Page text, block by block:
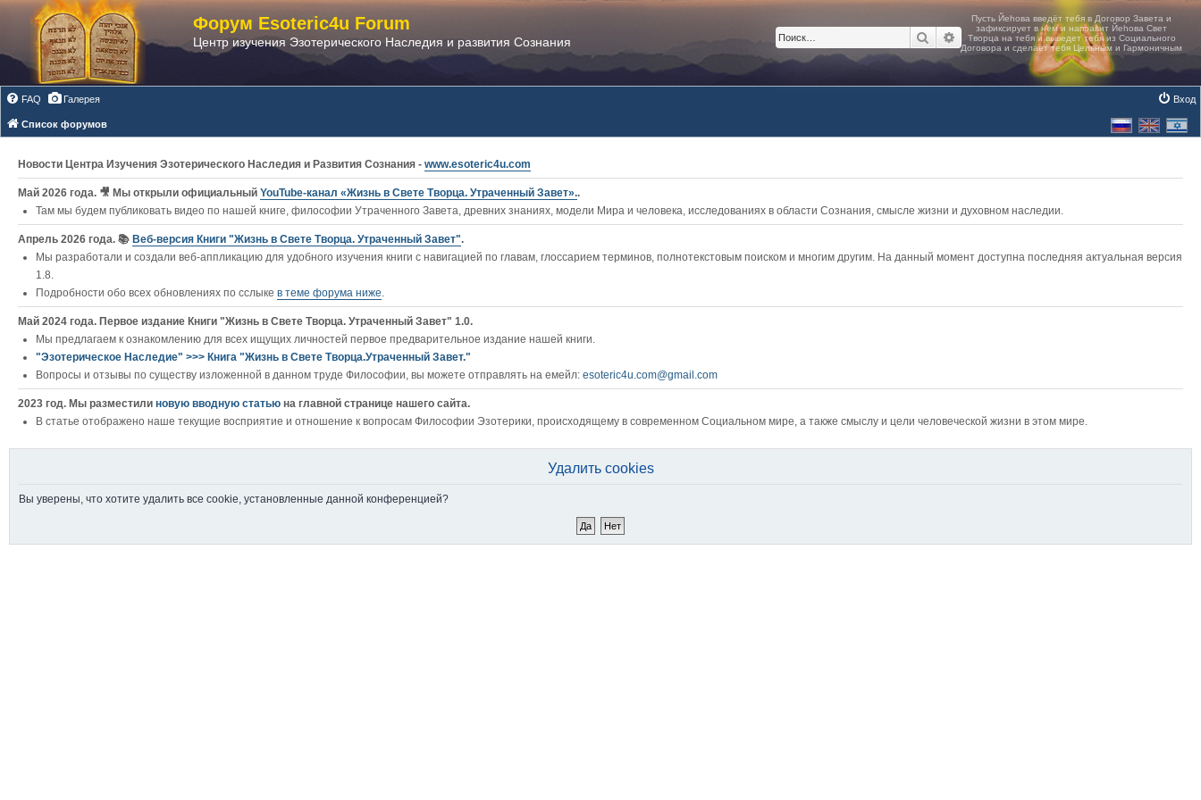
Форум Esoteric4u Forum
Центр изучения Эзотерического Наследия и развития Сознания Поиск Расширенный поиск
FAQ Галерея Вход
Список форумов
Новости Центра Изучения Эзотерического Наследия и Развития Сознания - www.esoteric4u.com
Май 2026 года. 🎥 Мы открыли официальный YouTube‑канал «Жизнь в Свете Творца. Утраченный Завет»..
Там мы будем публиковать видео по нашей книге, философии Утраченного Завета, древних знаниях, модели Мира и человека, исследованиях в области Сознания, смысле жизни и духовном наследии.
Апрель 2026 года. 📚 Веб-версия Книги "Жизнь в Свете Творца. Утраченный Завет".
Мы разработали и создали веб-аппликацию для удобного изучения книги c навигацией по главам, глоссарием терминов, полнотекстовым поиском и многим другим. На данный момент доступна последняя актуальная версия
1.8.
Подробности обо всех обновлениях по сслыке в теме форума ниже.
Май 2024 года. Первое издание Книги "Жизнь в Свете Творца. Утраченный Завет" 1.0.
Мы предлагаем к ознакомлению для всех ищущих личностей первое предварительное издание нашей книги.
"Эзотерическое Наследие" >>> Книга "Жизнь в Свете Творца.Утраченный Завет."
Вопросы и отзывы по существу изложенной в данном труде Философии, вы можете отправлять на емейл: esoteric4u.com@gmail.com
2023 год. Мы разместили новую вводную статью на главной странице нашего сайта.
В статье отображено наше текущие восприятие и отношение к вопросам Философии Эзотерики, происходящему в современном Социальном мире, а также смыслу и цели человеческой жизни в этом мире.
Удалить cookies
Вы уверены, что хотите удалить все cookie, установленные данной конференцией?